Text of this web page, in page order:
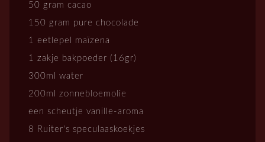
50 gram cacao
150 gram pure chocolade
1 eetlepel maïzena
1 zakje bakpoeder (16gr)
300ml water
200ml zonnebloemolie
een scheutje vanille-aroma
8 Ruiter's speculaaskoekjes